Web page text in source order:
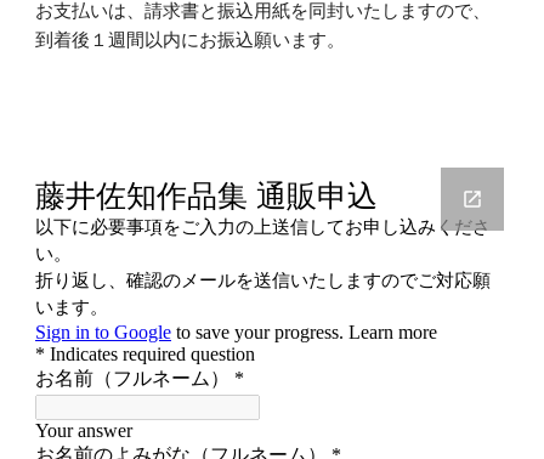
お支払いは、請求書と振込用紙を同封いたしますので、
到着後１週間以内にお振込願います。​